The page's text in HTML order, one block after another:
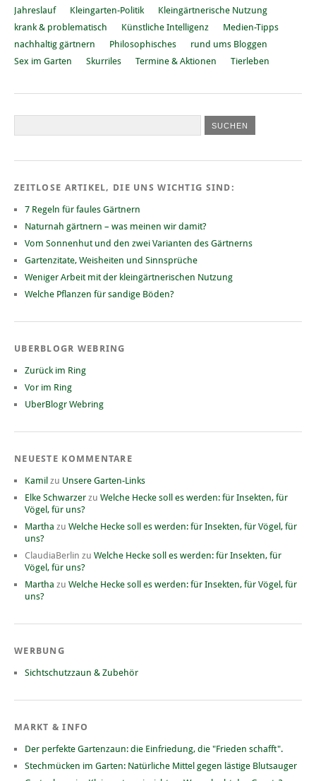
Jahreslauf
Kleingarten-Politik
Kleingärtnerische Nutzung
krank & problematisch
Künstliche Intelligenz
Medien-Tipps
nachhaltig gärtnern
Philosophisches
rund ums Bloggen
Sex im Garten
Skurriles Termine & Aktionen Tierleben
ZEITLOSE ARTIKEL, DIE UNS WICHTIG SIND:
7 Regeln für faules Gärtnern
Naturnah gärtnern – was meinen wir damit?
Vom Sonnenhut und den zwei Varianten des Gärtnerns
Gartenzitate, Weisheiten und Sinnsprüche
Weniger Arbeit mit der kleingärtnerischen Nutzung
Welche Pflanzen für sandige Böden?
UBERBLOGR WEBRING
Zurück im Ring
Vor im Ring
UberBlogr Webring
NEUESTE KOMMENTARE
Kamil zu Unsere Garten-Links
Elke Schwarzer zu Welche Hecke soll es werden: für Insekten, für
Vögel, für uns?
Martha zu Welche Hecke soll es werden: für Insekten, für Vögel, für
uns?
ClaudiaBerlin zu Welche Hecke soll es werden: für Insekten, für
Vögel, für uns?
Martha zu Welche Hecke soll es werden: für Insekten, für Vögel, für
uns?
WERBUNG
Sichtschutzzaun & Zubehör
MARKT & INFO
Der perfekte Gartenzaun: die Einfriedung, die "Frieden schafft".
Stechmücken im Garten: Natürliche Mittel gegen lästige Blutsauger